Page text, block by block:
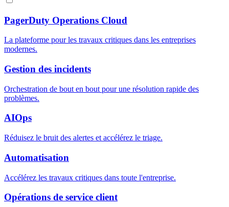
PagerDuty Operations Cloud
La plateforme pour les travaux critiques dans les entreprises
modernes.
Gestion des incidents
Orchestration de bout en bout pour une résolution rapide des
problèmes.
AIOps
Réduisez le bruit des alertes et accélérez le triage.
Automatisation
Accélérez les travaux critiques dans toute l'entreprise.
Opérations de service client